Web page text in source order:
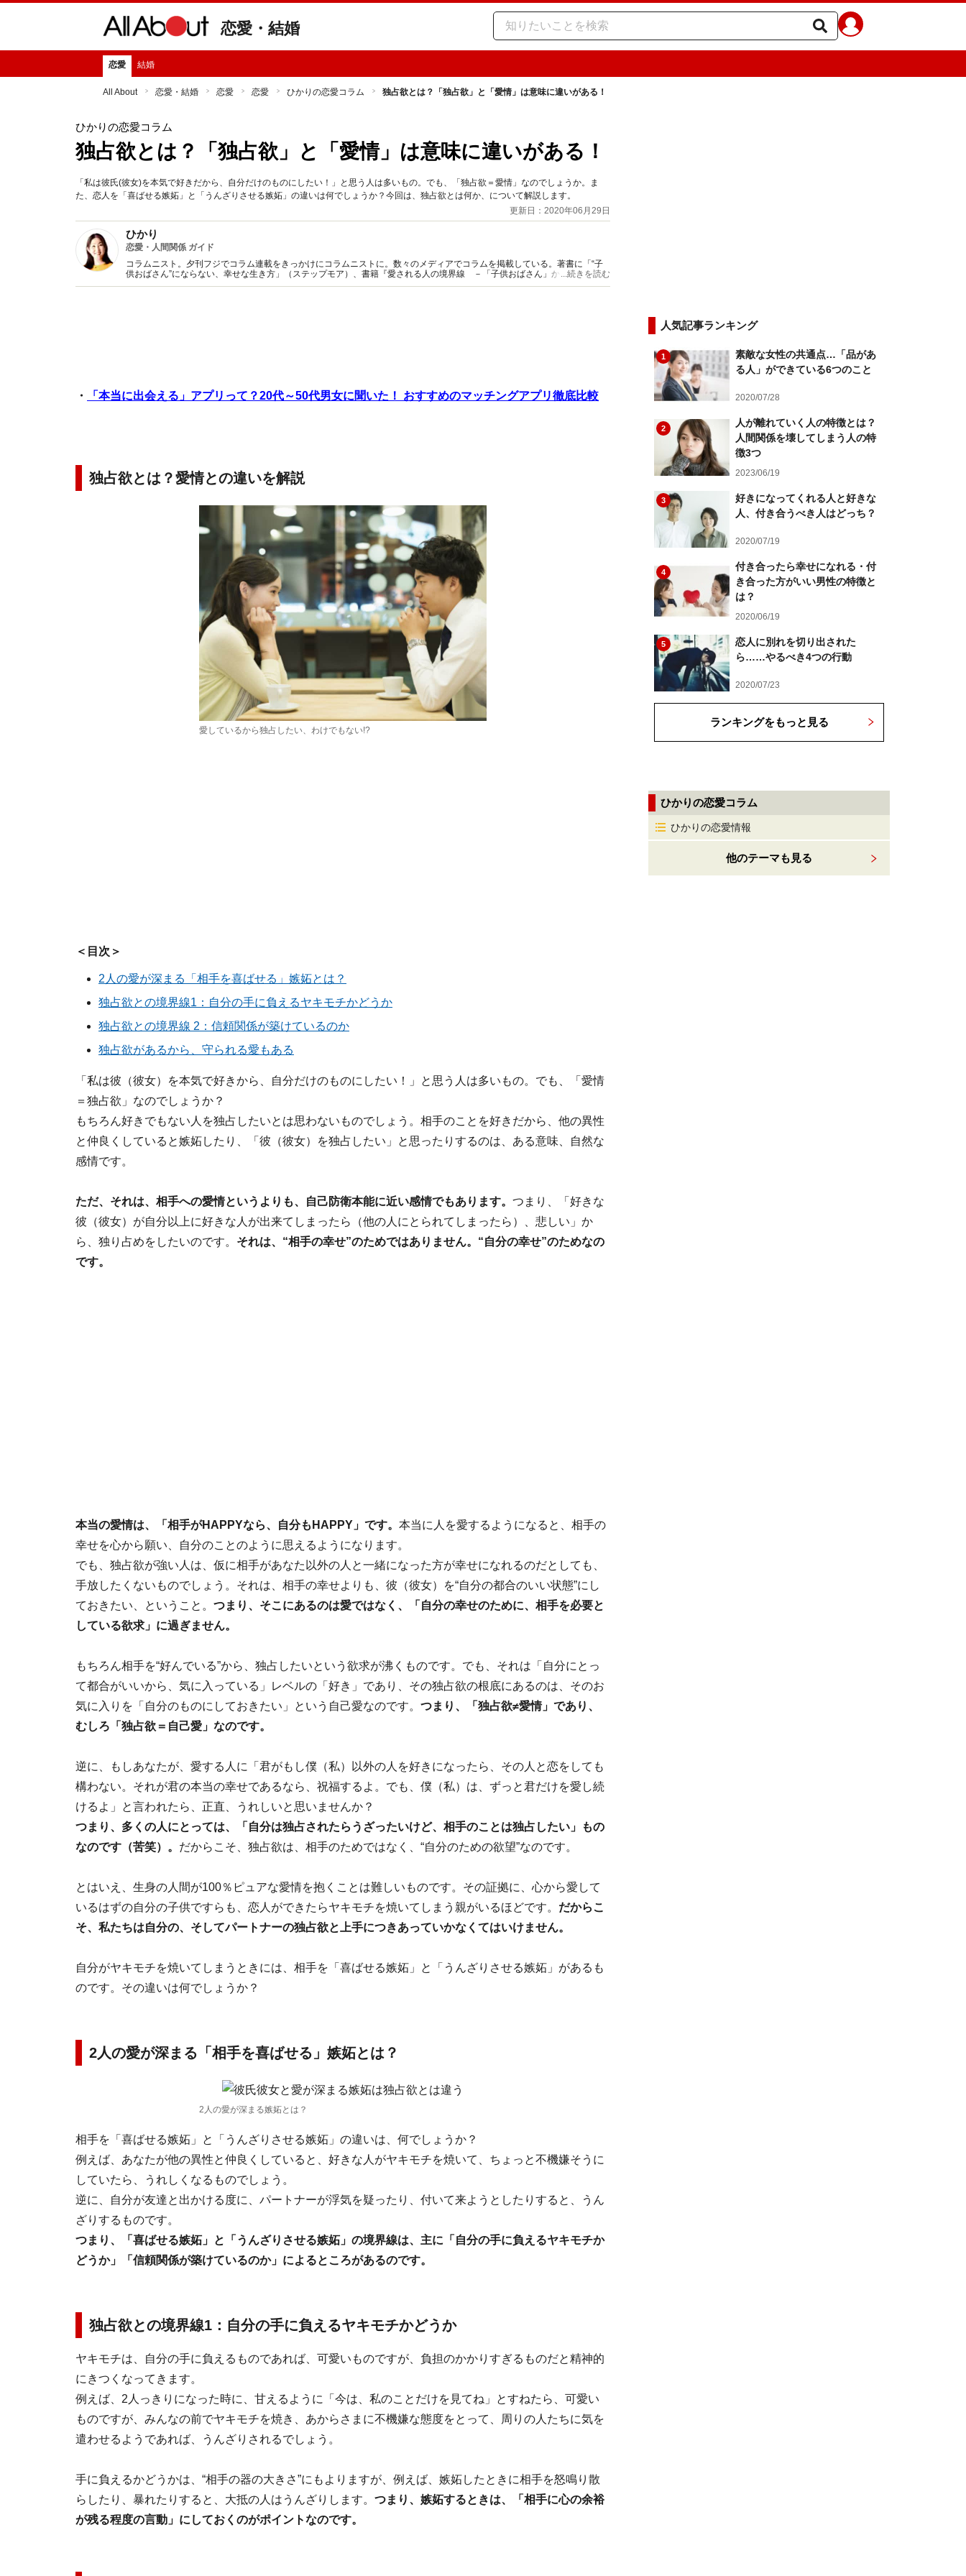
恋愛・結婚
恋愛 結婚
All About 恋愛・結婚 恋愛 恋愛 ひかりの恋愛コラム 独占欲とは？「独占欲」と「愛情」は意味に違いがある！
ひかりの恋愛コラム
独占欲とは？「独占欲」と「愛情」は意味に違いがある！
「私は彼氏(彼女)を本気で好きだから、自分だけのものにしたい！」と思う人は多いもの。でも、「独占欲＝愛情」なのでしょうか。ま
た、恋人を「喜ばせる嫉妬」と「うんざりさせる嫉妬」の違いは何でしょうか？今回は、独占欲とは何か、について解説します。
更新日：2020年06月29日
ひかり
恋愛・人間関係 ガイド
コラムニスト。夕刊フジでコラム連載をきっかけにコラムニストに。数々のメディアでコラムを掲載している。著書に「“子
供おばさん”にならない、幸せな生き方」（ステップモア）、書籍『愛される人の境界線 －「子供おばさん」から「大人女
子」に変わる方法』（KADOKAWA/中経出版)など。
...続きを読む
・ 「本当に出会える」アプリって？20代～50代男女に聞いた！ おすすめのマッチングアプリ徹底比較
独占欲とは？愛情との違いを解説
愛しているから独占したい、わけでもない!?
＜目次＞
2人の愛が深まる「相手を喜ばせる」嫉妬とは？
独占欲との境界線1：自分の手に負えるヤキモチかどうか
独占欲との境界線 2：信頼関係が築けているのか
独占欲があるから、守られる愛もある
「私は彼（彼女）を本気で好きから、自分だけのものにしたい！」と思う人は多いもの。でも、「愛情
＝独占欲」なのでしょうか？
もちろん好きでもない人を独占したいとは思わないものでしょう。相手のことを好きだから、他の異性
と仲良くしていると嫉妬したり、「彼（彼女）を独占したい」と思ったりするのは、ある意味、自然な
感情です。
ただ、それは、相手への愛情というよりも、自己防衛本能に近い感情でもあります。 つまり、「好きな
彼（彼女）が自分以上に好きな人が出来てしまったら（他の人にとられてしまったら）、悲しい」か
ら、独り占めをしたいのです。 それは、“相手の幸せ”のためではありません。“自分の幸せ”のためなの
です。
本当の愛情は、「相手がHAPPYなら、自分もHAPPY」です。 本当に人を愛するようになると、相手の
幸せを心から願い、自分のことのように思えるようになります。
でも、独占欲が強い人は、仮に相手があなた以外の人と一緒になった方が幸せになれるのだとしても、
手放したくないものでしょう。それは、相手の幸せよりも、彼（彼女）を“自分の都合のいい状態”にし
ておきたい、ということ。 つまり、そこにあるのは愛ではなく、「自分の幸せのために、相手を必要と
している欲求」に過ぎません。
もちろん相手を“好んでいる”から、独占したいという欲求が沸くものです。でも、それは「自分にとっ
て都合がいいから、気に入っている」レベルの「好き」であり、その独占欲の根底にあるのは、そのお
気に入りを「自分のものにしておきたい」という自己愛なのです。 つまり、「独占欲≠愛情」であり、
むしろ「独占欲＝自己愛」なのです。
逆に、もしあなたが、愛する人に「君がもし僕（私）以外の人を好きになったら、その人と恋をしても
構わない。それが君の本当の幸せであるなら、祝福するよ。でも、僕（私）は、ずっと君だけを愛し続
けるよ」と言われたら、正直、うれしいと思いませんか？
つまり、多くの人にとっては、「自分は独占されたらうざったいけど、相手のことは独占したい」もの
なのです（苦笑）。 だからこそ、独占欲は、相手のためではなく、“自分のための欲望”なのです。
とはいえ、生身の人間が100％ピュアな愛情を抱くことは難しいものです。その証拠に、心から愛して
いるはずの自分の子供ですらも、恋人ができたらヤキモチを焼いてしまう親がいるほどです。 だからこ
そ、私たちは自分の、そしてパートナーの独占欲と上手につきあっていかなくてはいけません。
自分がヤキモチを焼いてしまうときには、相手を「喜ばせる嫉妬」と「うんざりさせる嫉妬」があるも
のです。その違いは何でしょうか？
2人の愛が深まる「相手を喜ばせる」嫉妬とは？
2人の愛が深まる嫉妬とは？
相手を「喜ばせる嫉妬」と「うんざりさせる嫉妬」の違いは、何でしょうか？
例えば、あなたが他の異性と仲良くしていると、好きな人がヤキモチを焼いて、ちょっと不機嫌そうに
していたら、うれしくなるものでしょう。
逆に、自分が友達と出かける度に、パートナーが浮気を疑ったり、付いて来ようとしたりすると、うん
ざりするものです。
つまり、「喜ばせる嫉妬」と「うんざりさせる嫉妬」の境界線は、主に「自分の手に負えるヤキモチか
どうか」「信頼関係が築けているのか」によるところがあるのです。
独占欲との境界線1：自分の手に負えるヤキモチかどうか
ヤキモチは、自分の手に負えるものであれば、可愛いものですが、負担のかかりすぎるものだと精神的
にきつくなってきます。
例えば、2人っきりになった時に、甘えるように「今は、私のことだけを見てね」とすねたら、可愛い
ものですが、みんなの前でヤキモチを焼き、あからさまに不機嫌な態度をとって、周りの人たちに気を
遣わせるようであれば、うんざりされるでしょう。
手に負えるかどうかは、“相手の器の大きさ”にもよりますが、例えば、嫉妬したときに相手を怒鳴り散
らしたり、暴れたりすると、大抵の人はうんざりします。 つまり、嫉妬するときは、「相手に心の余裕
が残る程度の言動」にしておくのがポイントなのです。
人気記事ランキング
1
素敵な女性の共通点…「品があ
る人」ができている6つのこと
2020/07/28
2
人が離れていく人の特徴とは？
人間関係を壊してしまう人の特
徴3つ
2023/06/19
3
好きになってくれる人と好きな
人、付き合うべき人はどっち？
2020/07/19
4
付き合ったら幸せになれる・付
き合った方がいい男性の特徴と
は？
2020/06/19
5
恋人に別れを切り出された
ら……やるべき4つの行動
2020/07/23
ランキングをもっと見る
ひかりの恋愛コラム
ひかりの恋愛情報
他のテーマも見る